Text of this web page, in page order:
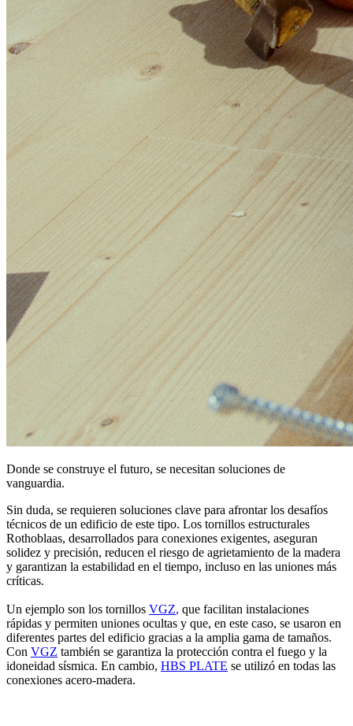
Donde se construye el futuro, se necesitan soluciones de
vanguardia.
Sin duda, se requieren soluciones clave para afrontar los desafíos
técnicos de un edificio de este tipo. Los tornillos estructurales
Rothoblaas, desarrollados para conexiones exigentes, aseguran
solidez y precisión, reducen el riesgo de agrietamiento de la madera
y garantizan la estabilidad en el tiempo, incluso en las uniones más
críticas.
Un ejemplo son los tornillos VGZ, que facilitan instalaciones
rápidas y permiten uniones ocultas y que, en este caso, se usaron en
diferentes partes del edificio gracias a la amplia gama de tamaños.
Con VGZ también se garantiza la protección contra el fuego y la
idoneidad sísmica. En cambio, HBS PLATE se utilizó en todas las
conexiones acero-madera.